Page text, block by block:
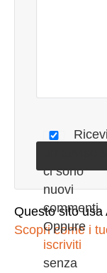
far crescere il
potenzialità
ignorando
strumento. Il
Ricevi
un avviso
ci sono
nuovi
commenti.
Oppure
iscriviti
senza
Questo sito usa
Scopri come i